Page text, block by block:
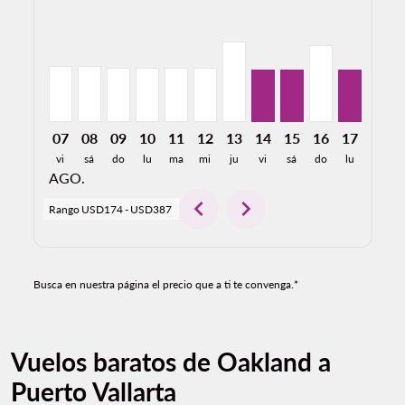
07
vi
AGO.
08
sá
09
do
10
lu
11
ma
12
mi
13
ju
14
vi
15
sá
16
do
17
lu
Rango USD174- USD387 chevron_left chevron_right
Busca en nuestra página el precio que a ti te convenga.*
Vuelos baratos de Oakland a
Puerto Vallarta